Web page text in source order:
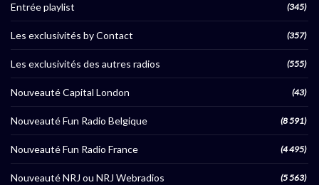
Entrée playlist (345)
Les exclusivités by Contact (357)
Les exclusivités des autres radios (555)
Nouveauté Capital London (43)
Nouveauté Fun Radio Belgique (8 591)
Nouveauté Fun Radio France (4 495)
Nouveauté NRJ ou NRJ Webradios (5 563)